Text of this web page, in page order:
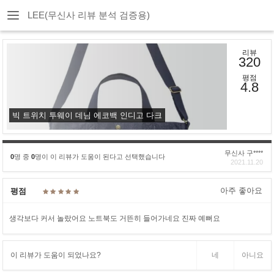
LEE(무신사 리뷰 분석 검증용)
빅 트위치 투웨이 데님 에코백 인디고 다크
리뷰
320
평점
4.8
0명 중 0명이 이 리뷰가 도움이 된다고 선택했습니다
무신사 구****
2021.11.20
평점 아주 좋아요
생각보다 커서 놀랐어요 노트북도 거뜬히 들어가네요 진짜 예뻐요
이 리뷰가 도움이 되었나요? 네 아니요